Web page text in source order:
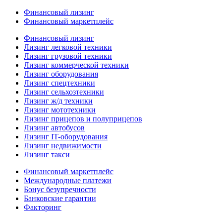
Финансовый лизинг
Финансовый маркетплейс
Финансовый лизинг
Лизинг легковой техники
Лизинг грузовой техники
Лизинг коммерческой техники
Лизинг оборудования
Лизинг спецтехники
Лизинг сельхозтехники
Лизинг ж/д техники
Лизинг мототехники
Лизинг прицепов и полуприцепов
Лизинг автобусов
Лизинг IT-оборудования
Лизинг недвижимости
Лизинг такси
Финансовый маркетплейс
Международные платежи
Бонус безупречности
Банковские гарантии
Факторинг